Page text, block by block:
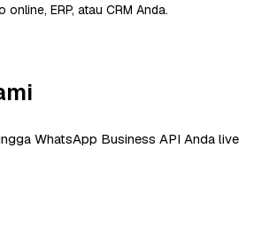
ERP, atau CRM Anda.
WhatsApp Business API Anda live